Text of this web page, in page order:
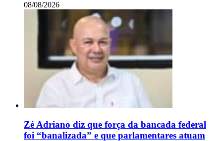
08/08/2026
Zé Adriano diz que força da bancada federal
foi “banalizada” e que parlamentares atuam